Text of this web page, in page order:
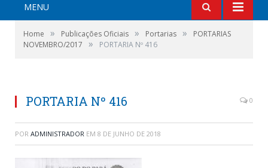
MENU
Home » Publicações Oficiais » Portarias »
PORTARIAS
NOVEMBRO/2017
» PORTARIA Nº 416
PORTARIA Nº 416 0
POR ADMINISTRADOR EM 8 DE JUNHO DE 2018